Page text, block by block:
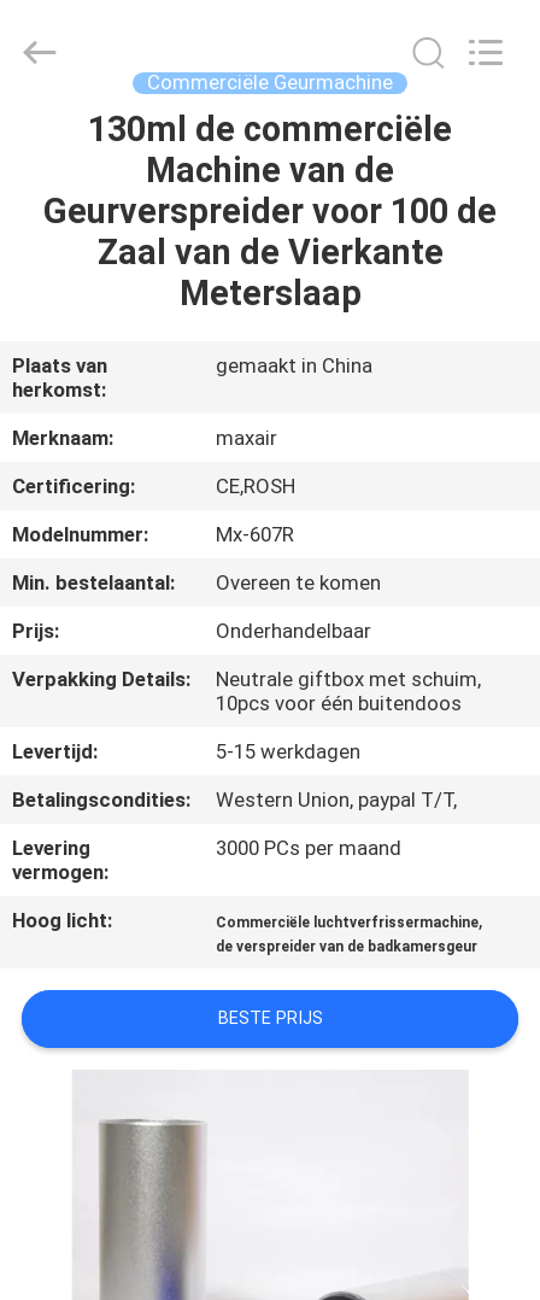
PRODUCTEN
FABRIEKSREIS
KWALITEITSCONTROLE
CONTACTEER
ONS
VERZOEK
CITAAT
SHOPPING
ONLINE
PRIVACY
POLICY
Industrial
Commerciële Geurmachine
130ml de commerciële
Machine van de
Geurverspreider voor 100 de
Zaal van de Vierkante
Meterslaap
Plaats van
herkomst:
gemaakt in China
Merknaam:
maxair
Certificering:
CE,ROSH
Modelnummer:
Mx-607R
Min. bestelaantal:
Overeen te komen
Prijs:
Onderhandelbaar
Verpakking Details:
Neutrale giftbox met schuim,
10pcs voor één buitendoos
Levertijd:
5-15 werkdagen
Betalingscondities:
Western Union, paypal T/T,
Levering
vermogen:
3000 PCs per maand
Hoog licht: Commerciële luchtverfrissermachine,
de verspreider van de badkamersgeur
BESTE PRIJS